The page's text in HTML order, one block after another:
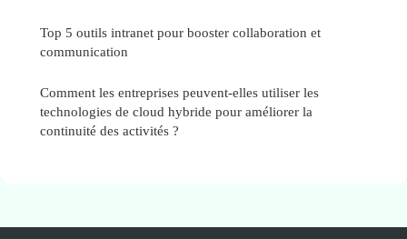
Top 5 outils intranet pour booster collaboration et
communication
Comment les entreprises peuvent-elles utiliser les
technologies de cloud hybride pour améliorer la
continuité des activités ?